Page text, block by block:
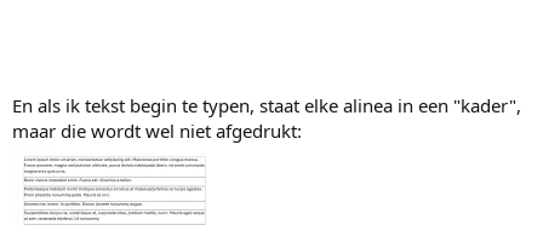
En als ik tekst begin te typen, staat elke alinea in een "kader",
maar die wordt wel niet afgedrukt: